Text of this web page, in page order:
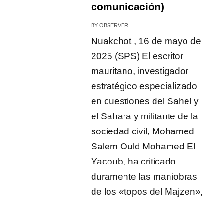
comunicación)
BYOBSERVER
Nuakchot , 16 de mayo de
2025 (SPS) El escritor
mauritano, investigador
estratégico especializado
en cuestiones del Sahel y
el Sahara y militante de la
sociedad civil, Mohamed
Salem Ould Mohamed El
Yacoub, ha criticado
duramente las maniobras
de los «topos del Majzen»,